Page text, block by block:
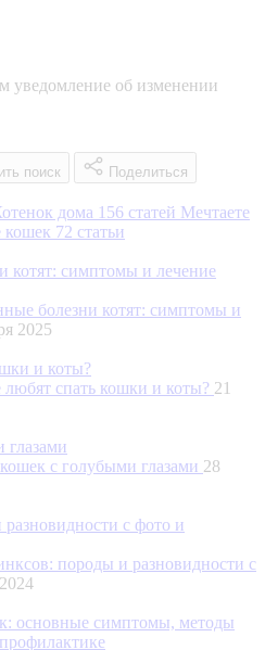
уведомление об изменении
поиск Поделиться
дома 156 статей Мечтаете
кошек 72 статьи
болезни котят: симптомы и
2025
любят спать кошки и коты? 21
с голубыми глазами 28
породы и разновидности с